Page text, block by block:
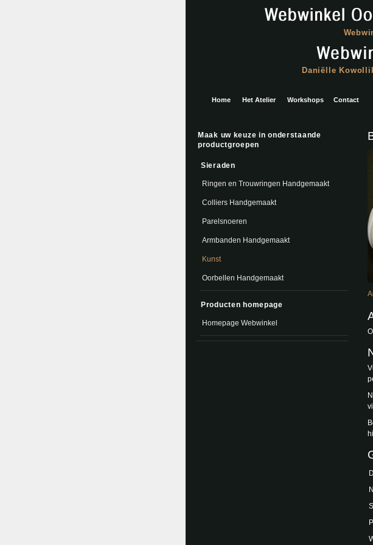
Daniëlle
Maak uw keuze in onderstaande
productgroepen
Sieraden
Ringen en Trouwringen Handgemaakt
Colliers Handgemaakt
Parelsnoeren
Armbanden Handgemaakt
Kunst
Oorbellen Handgemaakt
Producten homepage
Homepage Webwinkel
Home Het Atelier Workshops Contact